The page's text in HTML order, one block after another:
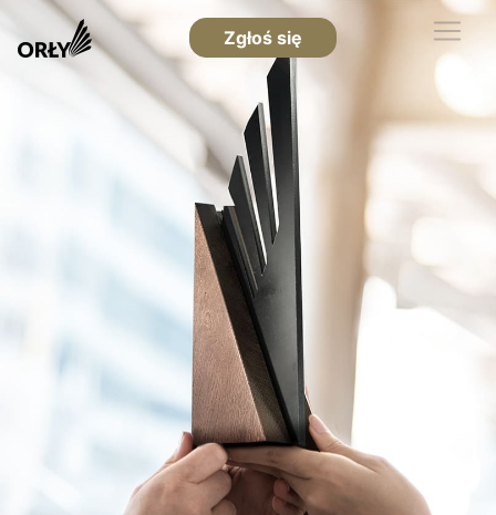
Zgłoś się